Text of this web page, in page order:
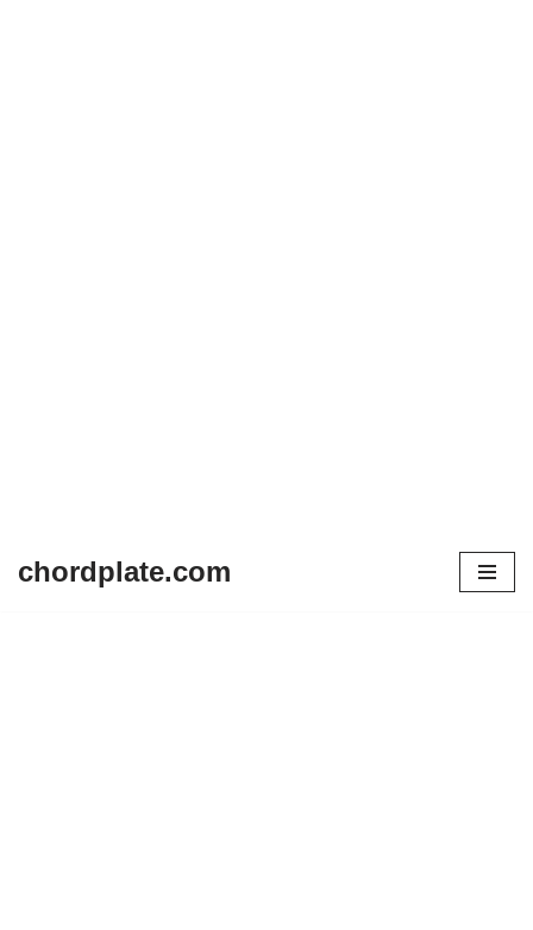
chordplate.com